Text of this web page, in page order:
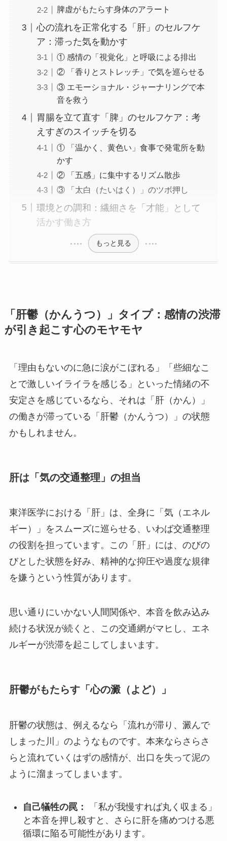
脾虚がもたらす身体のアラート
心の流れを正常化する「肝」のセルフケ
ア：滞った気を動かす
① 感情の「視覚化」と呼吸による排出
② 「香りとストレッチ」で気を巡らせる
③ エモーショナル・ジャーナリングで本
音を救う
胃腸を立て直す「脾」のセルフケア：考
えすぎのスイッチを切る
① 「温かく、黄色い」食事で発電所を動
かす
② 「五感」に集中するリズム散歩
③ 「太白（たいはく）」のツボ押し
環境との調和：繊細さを「才能」として
活かす働き方
もっと見る
「肝鬱（かんうつ）」タイプ：感情の渋滞
が引き起こす心のモヤモヤ
「理由もないのに急に涙がこぼれる」「些細なこ
とで激しいイライラを感じる」といった情緒の不
安定さを感じているなら、それは「肝（かん）」
の働きが滞っている「肝鬱（かんうつ）」の状態
かもしれません。
肝は「気の交通整理」の担当
東洋医学における「肝」は、全身に「気（エネル
ギー）」をスムーズに巡らせる、いわば交通整理
の役割を担っています。この「肝」には、のびの
びとした状態を好み、精神的な抑圧や過度な規律
を嫌うという性質があります。
思い通りにいかない人間関係や、本音を飲み込み
続ける状況が続くと、この交通網がマヒし、エネ
ルギーが渋滞を起こしてしまいます。
肝鬱がもたらす「心の澱（よど）」
肝鬱の状態は、例えるなら「流れが滞り、澱んで
しまった川」のようなものです。本来ならさらさ
らと流れていくはずの感情が、出口を失って泥の
ように溜まってしまいます。
自己犠牲の罠：
「私が我慢すれば丸く収まる」
と本音を押し殺すと、さらに肝を痛めつける悪
循環に陥る可能性があります。